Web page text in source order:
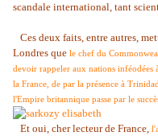
scandale international, tant
Ces deux faits, entre autres,
Londres que le chef du
devoir rappeler aux nations
la France, de par la présence à
l'Empire britannique passe par le
Et oui, cher lecteur de France,